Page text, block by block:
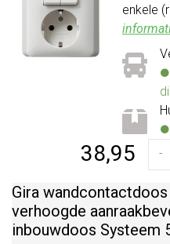
enkele
38,95 -
Gira
verhoogde
inbouwdoos Systeem